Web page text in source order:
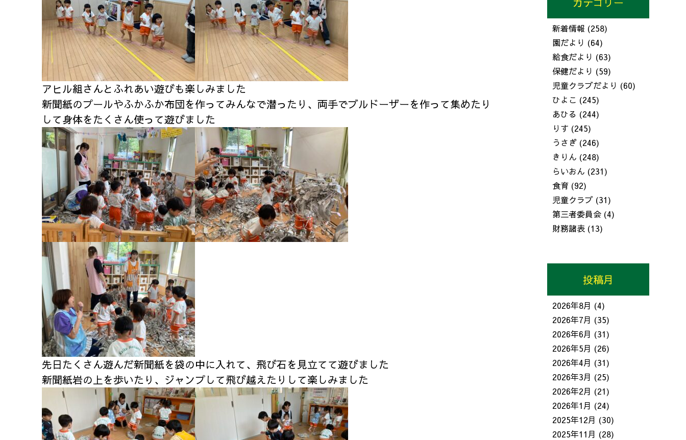
アヒル組さんとふれあい遊びも楽しみました
新聞紙のプールやふかふか布団を作ってみんなで潜ったり、両手でブルドーザーを作って集めたり
して身体をたくさん使って遊びました
先日たくさん遊んだ新聞紙を袋の中に入れて、飛び石を見立てて遊びました
新聞紙岩の上を歩いたり、ジャンプして飛び越えたりして楽しみました
新着情報 (258)
園だより (64)
給食だより (63)
保健だより (59)
児童クラブだより (60)
ひよこ (245)
あひる (244)
りす (245)
うさぎ (246)
きりん (248)
らいおん (231)
食育 (92)
児童クラブ (31)
第三者委員会 (4)
財務諸表 (13)
投稿月
2026年8月 (4)
2026年7月 (35)
2026年6月 (31)
2026年5月 (26)
2026年4月 (31)
2026年3月 (25)
2026年2月 (21)
2026年1月 (24)
2025年12月 (30)
2025年11月 (28)